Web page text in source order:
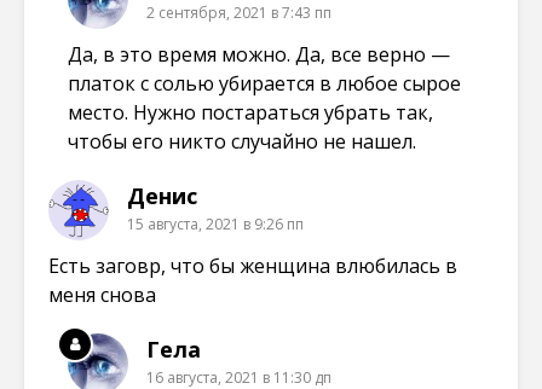
2 сентября, 2021 в 7:43 пп
Да, в это время можно. Да, все верно —
платок с солью убирается в любое сырое
место. Нужно постараться убрать так,
чтобы его никто случайно не нашел.
Денис
15 августа, 2021 в 9:26 пп
Есть заговр, что бы женщина влюбилась в
меня снова
Гела
16 августа, 2021 в 11:30 дп